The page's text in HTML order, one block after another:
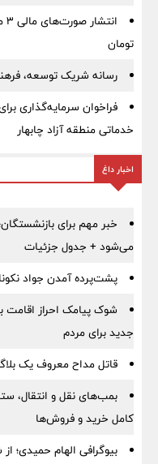
تومان
رسانه شریک توسعه،
فراخوان سرمایه‌گذاری
خدماتی منطقه آزاد چابهار
اخبار داغ
می‌شود + جدول جزئیات
پشت‌پرده آمدن جواد
شوک پیامک احراز اقامت
جدید برای مردم
قاتل مداح معروف یک
بمب‌های نقل و انتقال،
کامل خرید و فروش‌ها
بیوگرافی الهام حمیدی؛